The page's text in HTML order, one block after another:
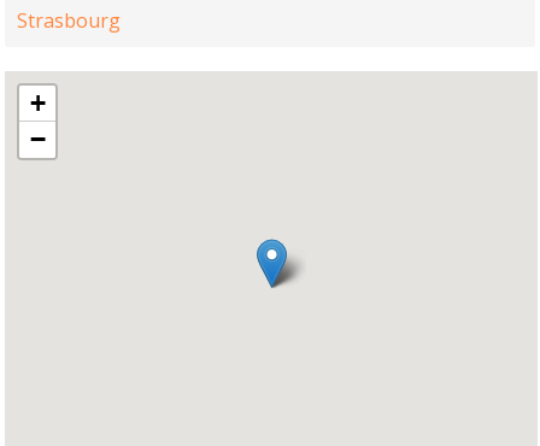
Strasbourg
+
−